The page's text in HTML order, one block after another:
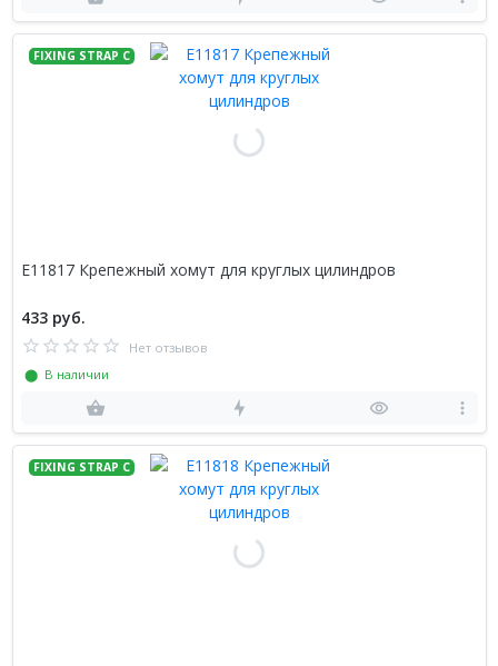
FIXING STRAP C
E11817 Крепежный хомут для круглых цилиндров
433 руб.
Нет отзывов
⬤ В наличии
FIXING STRAP C